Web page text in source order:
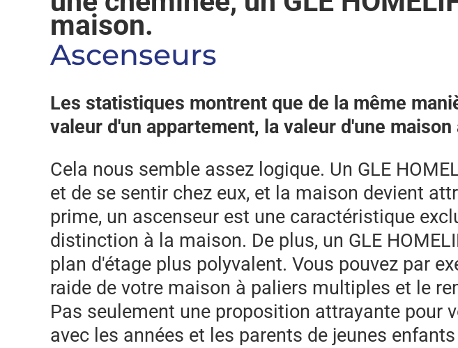
maison.
Ascenseurs
Les statistiques montrent que de la même
valeur d'un appartement, la valeur d'une
Cela nous semble assez logique. Un GLE
et de se sentir chez eux, et la maison devient
prime, un ascenseur est une caractéristique
distinction à la maison. De plus, un GLE
plan d'étage plus polyvalent. Vous pouvez par
raide de votre maison à paliers multiples et le
Pas seulement une proposition attrayante pour
avec les années et les parents de jeunes